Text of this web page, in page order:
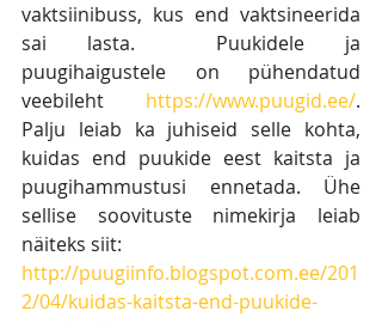
vaktsiinibuss, kus end vaktsineerida
sai lasta.  Puukidele ja
puugihaigustele on pühendatud
veebileht https://www.puugid.ee/.
Palju leiab ka juhiseid selle kohta,
kuidas end puukide eest kaitsta ja
puugihammustusi ennetada. Ühe
sellise soovituste nimekirja leiab
näiteks siit:
http://puugiinfo.blogspot.com.ee/201
2/04/kuidas-kaitsta-end-puukide-